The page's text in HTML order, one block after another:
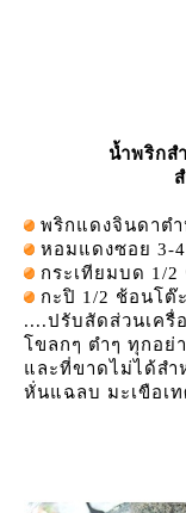
น้ำพริกส
พริกแดงจินดาต
หอมแดงซอย 3-
กระเทียมบด 1/2
กะปิ 1/2 ช้อนโต๊ะ
....ปรับสัดส่วนเครื่
ขลกๆ ตำๆ ทุกอย่า
ละที่ขาดไม่ได้สำ
หั่นแฉลบ มะเขือเ